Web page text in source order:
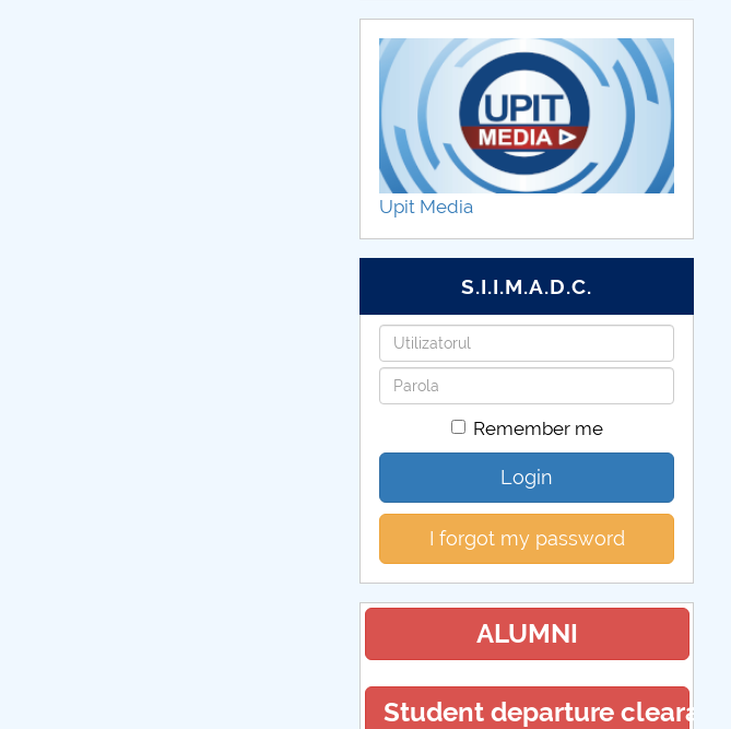
Upit Media
S.I.I.M.A.D.C.
Username
Password
Remember me
Login
I forgot my password
ALUMNI
Student departure